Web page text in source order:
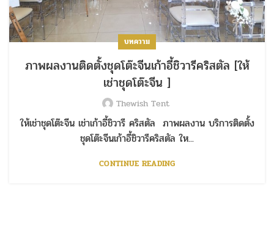
บทความ
ภาพผลงานติดตั้งชุดโต๊ะจีนเก้าอี้ชิวารีคริสตัล [ให้
เช่าชุดโต๊ะจีน ]
Thewish Tent
ให้เช่าชุดโต๊ะจีน เช่าเก้าอี้ชิวารี คริสตัล ภาพผลงาน บริการติดตั้ง
ชุดโต๊ะจีนเก้าอี้ชิวารีคริสตัล ให...
CONTINUE READING